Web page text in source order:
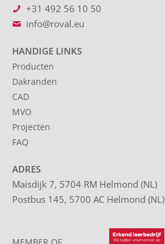
+31 492 56 10 50
info@roval.eu
HANDIGE LINKS
Producten
Dakranden
CAD
MVO
Projecten
FAQ
ADRES
Maisdijk 7, 5704 RM Helmond (NL)
Postbus 145, 5700 AC Helmond (NL)